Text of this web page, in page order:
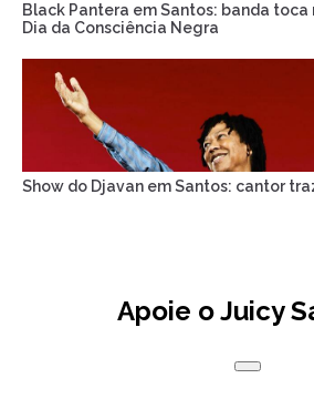
Black Pantera em Santos: banda toca
Dia da Consciência Negra
Show do Djavan em Santos: cantor
Apoie o Juicy